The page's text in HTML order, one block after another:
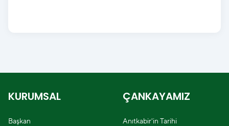
KURUMSAL
Başkan
ÇANKAYAMIZ
Anıtkabir'in Tarihi